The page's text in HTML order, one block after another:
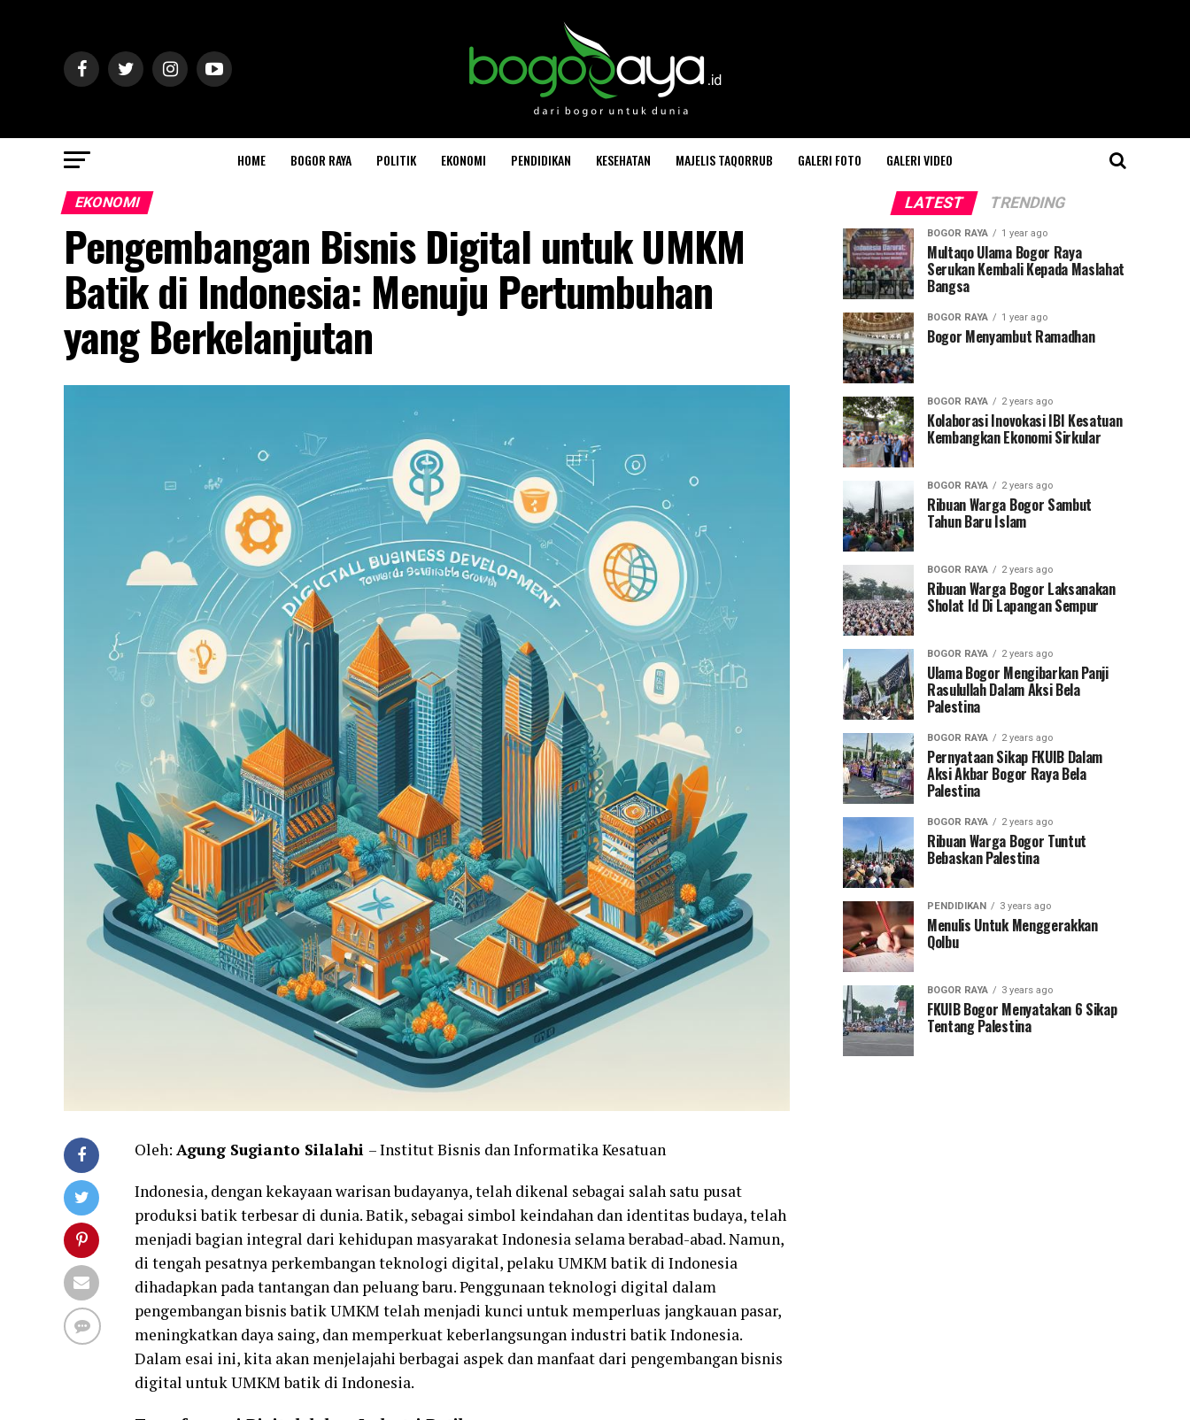
HOME BOGOR RAYA POLITIK EKONOMI PENDIDIKAN KESEHATAN MAJELIS TAQORRUB GALERI FOTO GALERI VIDEO
EKONOMI
Pengembangan Bisnis Digital untuk UMKM
Batik di Indonesia: Menuju Pertumbuhan
yang Berkelanjutan
Oleh: Agung Sugianto Silalahi – Institut Bisnis dan Informatika Kesatuan
Indonesia, dengan kekayaan warisan budayanya, telah dikenal sebagai salah satu pusat
produksi batik terbesar di dunia. Batik, sebagai simbol keindahan dan identitas budaya, telah
menjadi bagian integral dari kehidupan masyarakat Indonesia selama berabad-abad. Namun,
di tengah pesatnya perkembangan teknologi digital, pelaku UMKM batik di Indonesia
dihadapkan pada tantangan dan peluang baru. Penggunaan teknologi digital dalam
pengembangan bisnis batik UMKM telah menjadi kunci untuk memperluas jangkauan pasar,
meningkatkan daya saing, dan memperkuat keberlangsungan industri batik Indonesia.
Dalam esai ini, kita akan menjelajahi berbagai aspek dan manfaat dari pengembangan bisnis
digital untuk UMKM batik di Indonesia.
LATEST TRENDING
BOGOR RAYA 1 year ago
Multaqo Ulama Bogor Raya
Serukan Kembali Kepada Maslahat
Bangsa
BOGOR RAYA 1 year ago
Bogor Menyambut Ramadhan
BOGOR RAYA 2 years ago
Kolaborasi Inovokasi IBI Kesatuan
Kembangkan Ekonomi Sirkular
BOGOR RAYA 2 years ago
Ribuan Warga Bogor Sambut
Tahun Baru Islam
BOGOR RAYA 2 years ago
Ribuan Warga Bogor Laksanakan
Sholat Id Di Lapangan Sempur
BOGOR RAYA 2 years ago
Ulama Bogor Mengibarkan Panji
Rasulullah Dalam Aksi Bela
Palestina
BOGOR RAYA 2 years ago
Pernyataan Sikap FKUIB Dalam
Aksi Akbar Bogor Raya Bela
Palestina
BOGOR RAYA 2 years ago
Ribuan Warga Bogor Tuntut
Bebaskan Palestina
PENDIDIKAN 3 years ago
Menulis Untuk Menggerakkan
Qolbu
BOGOR RAYA 3 years ago
FKUIB Bogor Menyatakan 6 Sikap
Tentang Palestina